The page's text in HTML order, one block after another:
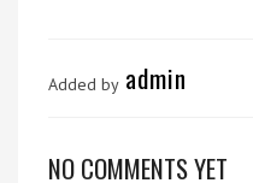
Added by admin
NO COMMENTS YET